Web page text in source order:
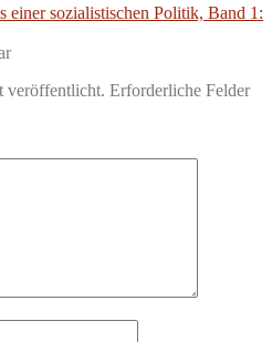
einer sozialistischen Politik, Band 1:
veröffentlicht. Erforderliche Felder